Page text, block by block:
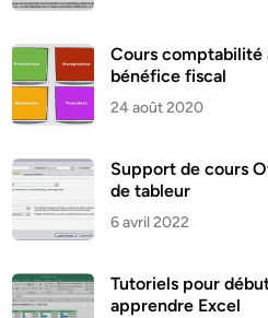
Cours comptabilité
bénéfice fiscal
24 août 2020
Support de cours
de tableur
6 avril 2022
Tutoriels pour
apprendre Excel